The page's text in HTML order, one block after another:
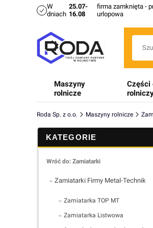
W
dniach
25.07-
16.08
firma zamknięta -
urlopowa
Maszyny
rolnicze
Części
Roda Sp. z o.o. Maszyny rolnicze
Wróć do: Zamiatarki
Zamiatarki Firmy Metal-Technik
Zamiatarka TOP MT
Zamiatarka Listwowa